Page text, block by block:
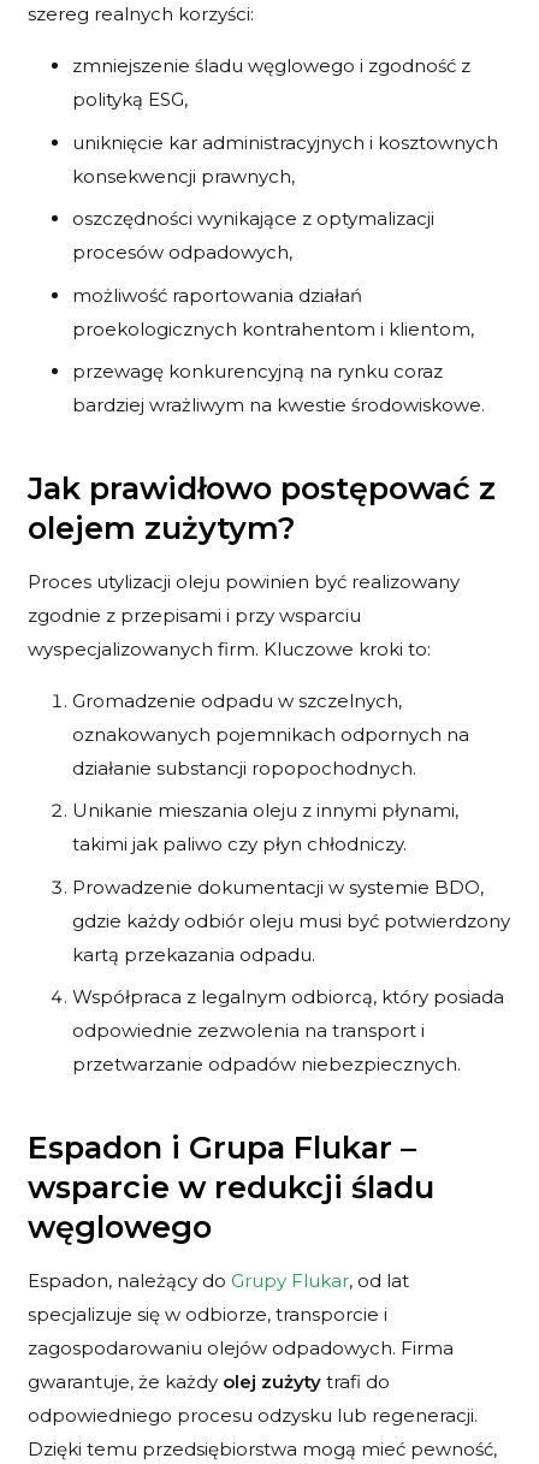
szereg realnych korzyści:
zmniejszenie śladu węglowego i zgodność z
polityką ESG,
uniknięcie kar administracyjnych i kosztownych
konsekwencji prawnych,
oszczędności wynikające z optymalizacji
procesów odpadowych,
możliwość raportowania działań
proekologicznych kontrahentom i klientom,
przewagę konkurencyjną na rynku coraz
bardziej wrażliwym na kwestie środowiskowe.
Jak prawidłowo postępować z
olejem zużytym?
Proces utylizacji oleju powinien być realizowany
zgodnie z przepisami i przy wsparciu
wyspecjalizowanych firm. Kluczowe kroki to:
Gromadzenie odpadu w szczelnych,
oznakowanych pojemnikach odpornych na
działanie substancji ropopochodnych.
Unikanie mieszania oleju z innymi płynami,
takimi jak paliwo czy płyn chłodniczy.
Prowadzenie dokumentacji w systemie BDO,
gdzie każdy odbiór oleju musi być potwierdzony
kartą przekazania odpadu.
Współpraca z legalnym odbiorcą, który posiada
odpowiednie zezwolenia na transport i
przetwarzanie odpadów niebezpiecznych.
Espadon i Grupa Flukar –
wsparcie w redukcji śladu
węglowego
Espadon, należący do Grupy Flukar, od lat
specjalizuje się w odbiorze, transporcie i
zagospodarowaniu olejów odpadowych. Firma
gwarantuje, że każdy olej zużytytrafi do
odpowiedniego procesu odzysku lub regeneracji.
Dzięki temu przedsiębiorstwa mogą mieć pewność,